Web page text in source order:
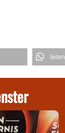
teilen